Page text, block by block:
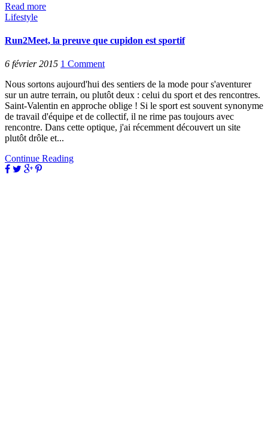
Read more
Lifestyle
Run2Meet, la preuve que cupidon est sportif
6 février 2015 1 Comment
Nous sortons aujourd'hui des sentiers de la mode pour s'aventurer
sur un autre terrain, ou plutôt deux : celui du sport et des rencontres.
Saint-Valentin en approche oblige ! Si le sport est souvent synonyme
de travail d'équipe et de collectif, il ne rime pas toujours avec
rencontre. Dans cette optique, j'ai récemment découvert un site
plutôt drôle et...
Continue Reading